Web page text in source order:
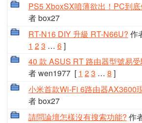
PS5 XboxSX噴薄欲出！PC到
者 box27
RT-N16 DIY 升級 RT-N66U? 作
1 23 … 6]
40 款 ASUS RT 路由器型號易
者 wen1977[ 1 23 … 8 ]
小米首款Wi-Fi 6路由器AX3600
者 box27
請問論壇怎樣沒有搜索功能? 作